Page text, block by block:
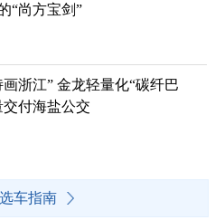
“尚方宝剑”
画浙江” 金龙轻量化“碳纤巴
交付海盐公交
车指南